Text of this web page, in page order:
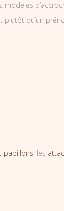
qu’un
papillons, les